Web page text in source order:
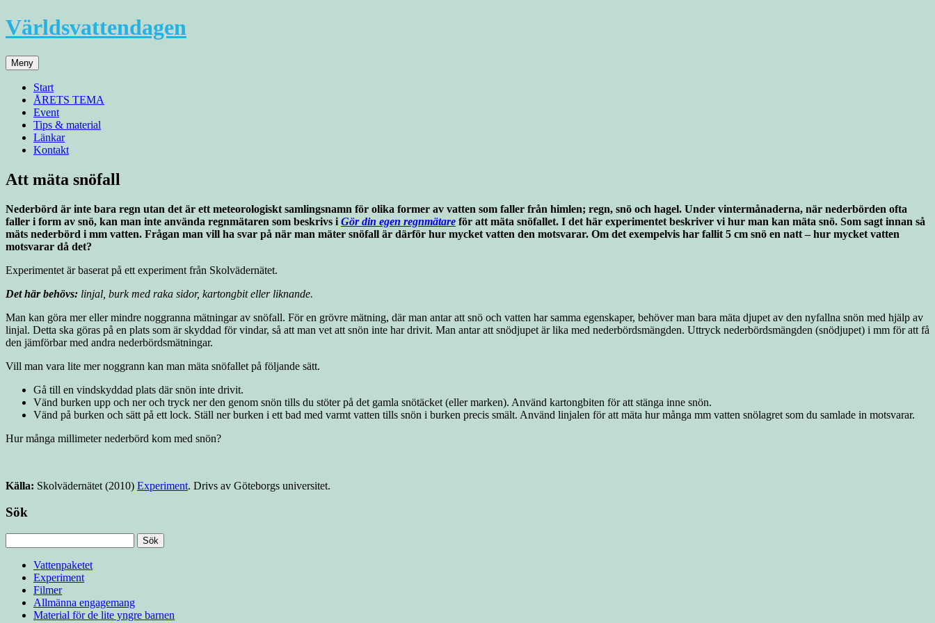
Hoppa
till
Världsvattendagen
Meny
Start
ÅRETS TEMA
Event
Tips & material
Länkar
Kontakt
Att mäta snöfall
Nederbörd är inte bara regn utan det är ett meteorologiskt samlingsnamn för olika former av vatten som faller från himlen; regn, snö och hagel. Under vintermånaderna, när nederbörden ofta
faller i form av snö, kan man inte använda regnmätaren som beskrivs i Gör din egen regnmätare för att mäta snöfallet. I det här experimentet beskriver vi hur man kan mäta snö. Som sagt innan så
mäts nederbörd i mm vatten. Frågan man vill ha svar på när man mäter snöfall är därför hur mycket vatten den motsvarar. Om det exempelvis har fallit 5 cm snö en natt – hur mycket vatten
motsvarar då det?
Experimentet är baserat på ett experiment från Skolvädernätet.
Det här behövs: linjal, burk med raka sidor, kartongbit eller liknande.
Man kan göra mer eller mindre noggranna mätningar av snöfall. För en grövre mätning, där man antar att snö och vatten har samma egenskaper, behöver man bara mäta djupet av den nyfallna snön med hjälp av
linjal. Detta ska göras på en plats som är skyddad för vindar, så att man vet att snön inte har drivit. Man antar att snödjupet är lika med nederbördsmängden. Uttryck nederbördsmängden (snödjupet) i mm för att få
den jämförbar med andra nederbördsmätningar.
Vill man vara lite mer noggrann kan man mäta snöfallet på följande sätt.
Gå till en vindskyddad plats där snön inte drivit.
Vänd burken upp och ner och tryck ner den genom snön tills du stöter på det gamla snötäcket (eller marken). Använd kartongbiten för att stänga inne snön.
Vänd på burken och sätt på ett lock. Ställ ner burken i ett bad med varmt vatten tills snön i burken precis smält. Använd linjalen för att mäta hur många mm vatten snölagret som du samlade in motsvarar.
Hur många millimeter nederbörd kom med snön?
Källa: Skolvädernätet (2010) Experiment. Drivs av Göteborgs universitet.
Sök
efter:
Vattenpaketet
Experiment
Filmer
Allmänna engagemang
Material för de lite yngre barnen